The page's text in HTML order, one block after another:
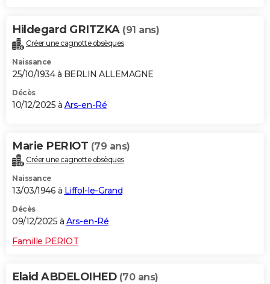
Hildegard GRITZKA (91 ans)
Créer une cagnotte obsèques
Naissance
25/10/1934 à BERLIN ALLEMAGNE
Décès
10/12/2025 à Ars-en-Ré
Marie PERIOT (79 ans)
Créer une cagnotte obsèques
Naissance
13/03/1946 à Liffol-le-Grand
Décès
09/12/2025 à Ars-en-Ré
Famille PERIOT
Elaid ABDELOIHED (70 ans)